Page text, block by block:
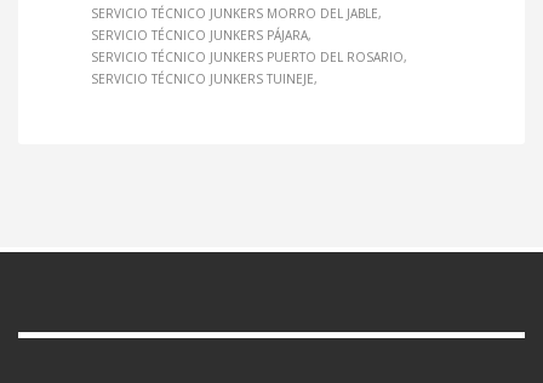
SERVICIO TÉCNICO JUNKERS MORRO DEL JABLE
SERVICIO TÉCNICO JUNKERS PÁJARA
SERVICIO TÉCNICO JUNKERS PUERTO DEL ROSARIO
SERVICIO TÉCNICO JUNKERS TUINEJE